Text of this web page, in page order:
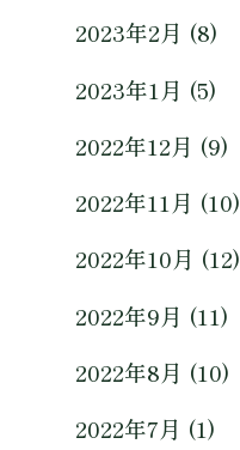
2023年2月 (8)
2023年1月 (5)
2022年12月 (9)
2022年11月 (10)
2022年10月 (12)
2022年9月 (11)
2022年8月 (10)
2022年7月 (1)